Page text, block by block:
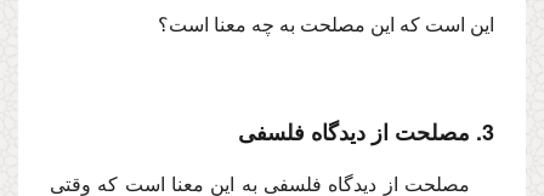
این است كه این مصلحت به چه معنا است؟
3. مصلحت از دیدگاه فلسفى
مصلحت از دیدگاه فلسفى به این معنا است كه وقتى